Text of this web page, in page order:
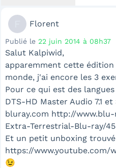
Florent
Publié le 22 juin 2014 à 08h37
Salut Kalpiwid,
apparemment cette
monde, j'ai encore les 3
Pour ce qui est des langues
DTS-HD Master Audio 7.1
bluray.com http://www.blu-
Extra-Terrestrial-Blu-ray/
Et un petit unboxing
https://www.youtube.com/
😉